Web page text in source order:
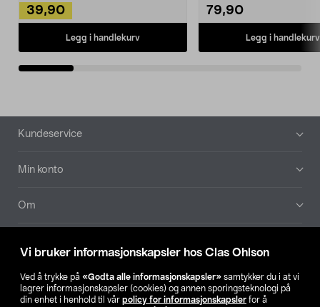
Vi bruker informasjonskapsler hos Clas Ohlson
Ved å trykke på «Godta alle informasjonskapsler» samtykker du i at vi
lagrer informasjonskapsler (cookies) og annen sporingsteknologi på
din enhet i henhold til vår policy for informasjonskapsler for å
39,90
Legg i handlekurv
79,90
Legg i handlekurv
Bunntekst
Kundeservice
Min konto
Om
Våre selskaper